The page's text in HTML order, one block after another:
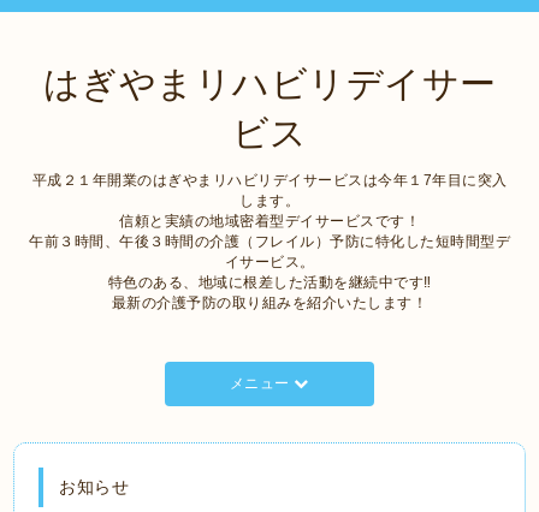
はぎやまリハビリデイサー
ビス
平成２１年開業のはぎやまリハビリデイサービスは今年１7年目に突入
します。
信頼と実績の地域密着型デイサービスです！
午前３時間、午後３時間の介護（フレイル）予防に特化した短時間型デ
イサービス。
特色のある、地域に根差した活動を継続中です‼
最新の介護予防の取り組みを紹介いたします！
メニュー
お知らせ